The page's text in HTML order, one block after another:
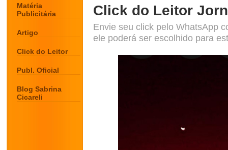
Matéria
Publicitária
Artigo
Click do Leitor
Publ. Oficial
Blog Sabrina
Cicareli
Click do Leitor
Envie seu click pelo WhatsApp
ele poderá ser escolhido para